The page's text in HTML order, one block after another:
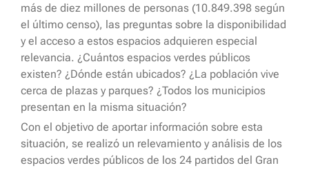
más de diez millones de personas (10.849.398 según
el último censo), las preguntas sobre la disponibilidad
y el acceso a estos espacios adquieren especial
relevancia. ¿Cuántos espacios verdes públicos
existen? ¿Dónde están ubicados? ¿La población vive
cerca de plazas y parques? ¿Todos los municipios
presentan en la misma situación?
Con el objetivo de aportar información sobre esta
situación, se realizó un relevamiento y análisis de los
espacios verdes públicos de los 24 partidos del Gran